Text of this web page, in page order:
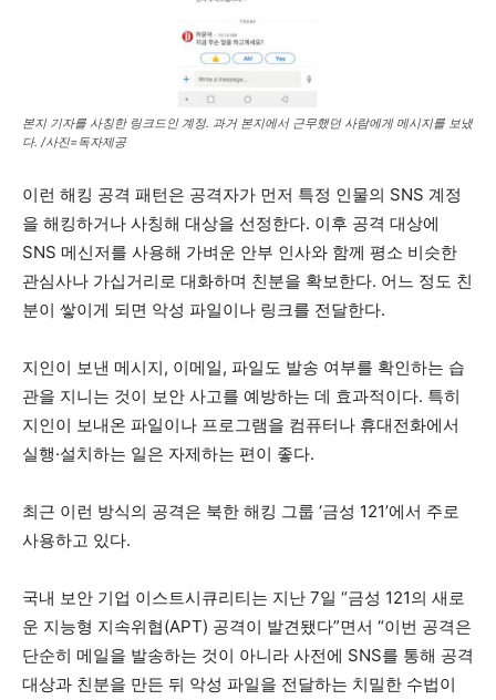
본지 기자를 사칭한 링크드인 계정. 과거 본지에서 근무했던 사람에게 메시지를 보냈
다. /사진=독자제공
이런 해킹 공격 패턴은 공격자가 먼저 특정 인물의 SNS 계정
을 해킹하거나 사칭해 대상을 선정한다. 이후 공격 대상에
SNS 메신저를 사용해 가벼운 안부 인사와 함께 평소 비슷한
관심사나 가십거리로 대화하며 친분을 확보한다. 어느 정도 친
분이 쌓이게 되면 악성 파일이나 링크를 전달한다.
지인이 보낸 메시지, 이메일, 파일도 발송 여부를 확인하는 습
관을 지니는 것이 보안 사고를 예방하는 데 효과적이다. 특히
지인이 보내온 파일이나 프로그램을 컴퓨터나 휴대전화에서
실행·설치하는 일은 자제하는 편이 좋다.
최근 이런 방식의 공격은 북한 해킹 그룹 ‘금성 121’에서 주로
사용하고 있다.
국내 보안 기업 이스트시큐리티는 지난 7일 “금성 121의 새로
운 지능형 지속위협(APT) 공격이 발견됐다”면서 “이번 공격은
단순히 메일을 발송하는 것이 아니라 사전에 SNS를 통해 공격
대상과 친분을 만든 뒤 악성 파일을 전달하는 치밀한 수법이